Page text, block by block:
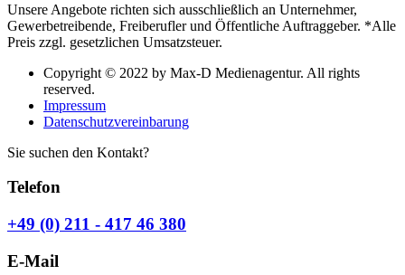
Unsere Angebote richten sich ausschließlich an Unternehmer,
Gewerbetreibende, Freiberufler und Öffentliche Auftraggeber. *Alle
Preis zzgl. gesetzlichen Umsatzsteuer.
Copyright © 2022 by Max-D Medienagentur. All rights
reserved.
Impressum
Datenschutzvereinbarung
Sie suchen den Kontakt?
Telefon
+49 (0) 211 - 417 46 380
E-Mail